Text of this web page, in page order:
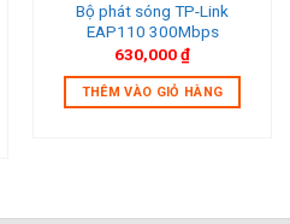
Bộ phát sóng TP-Link
EAP110 300Mbps
630,000₫
THÊM VÀO GIỎ HÀNG